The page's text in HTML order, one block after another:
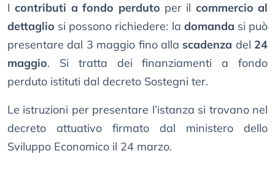
Icontributi a fondo perduto per il commercio al
dettaglio si possono richiedere: la domanda si può
presentare dal 3 maggio fino alla scadenza del 24
maggio. Si tratta dei finanziamenti a fondo
perduto istituti dal decreto Sostegni ter.
Le istruzioni per presentare l’istanza si trovano nel
decreto attuativo firmato dal ministero dello
Sviluppo Economico il 24 marzo.